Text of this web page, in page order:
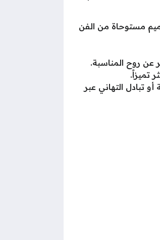
مستوحاة من الفن
عن روح المناسبة.
تميزاً.
تبادل التهاني عبر